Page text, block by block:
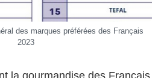
des marques préférées des Français
2023